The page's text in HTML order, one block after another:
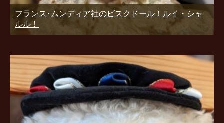
フランス･ムンディア社のビスクドール！ルイ・シャ
ルル！